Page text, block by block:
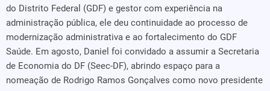
do Distrito Federal (GDF) e gestor com experiência na
administração pública, ele deu continuidade ao processo de
modernização administrativa e ao fortalecimento do GDF
Saúde. Em agosto, Daniel foi convidado a assumir a Secretaria
de Economia do DF (Seec-DF), abrindo espaço para a
nomeação de Rodrigo Ramos Gonçalves como novo presidente